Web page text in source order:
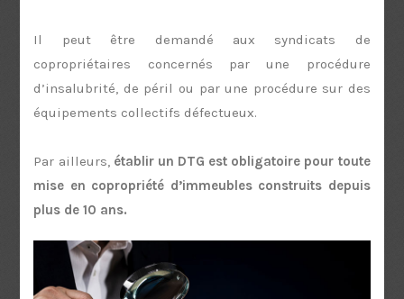
Il peut être demandé aux syndicats de
copropriétaires concernés par une procédure
d’insalubrité, de péril ou par une procédure sur des
équipements collectifs défectueux.
Par ailleurs, établir un DTG est obligatoire pour toute
mise en copropriété d’immeubles construits depuis
plus de 10 ans.